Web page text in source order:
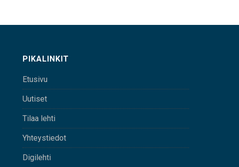
PIKALINKIT
Etusivu
Uutiset
Tilaa lehti
Yhteystiedot
Digilehti